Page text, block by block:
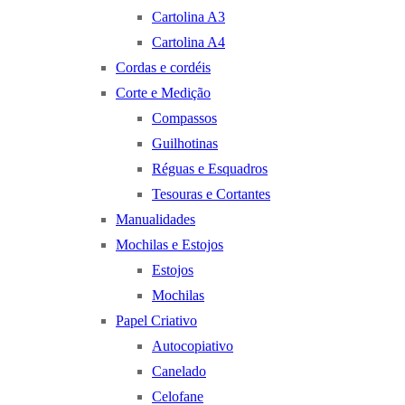
Cartolina A3
Cartolina A4
Cordas e cordéis
Corte e Medição
Compassos
Guilhotinas
Réguas e Esquadros
Tesouras e Cortantes
Manualidades
Mochilas e Estojos
Estojos
Mochilas
Papel Criativo
Autocopiativo
Canelado
Celofane